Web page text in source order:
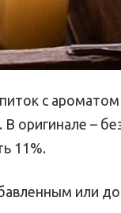
с
оригинале –
11%.
или